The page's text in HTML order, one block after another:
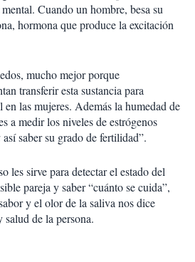
Cuando un hombre, besa su
hormona que produce la excitación
mucho mejor porque
transferir esta sustancia para
en las mujeres. Además la humedad de
a medir los niveles de estrógenos
saber su grado de fertilidad”.
les sirve para detectar el estado del
pareja y saber “cuánto se cuida”,
y el olor de la saliva nos dice
de la persona.